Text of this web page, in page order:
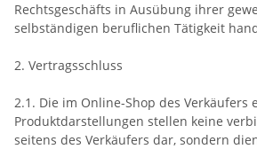
Rechtsgeschäfts in Ausübung ihrer
selbständigen beruflichen Tätigkeit
2. Vertragsschluss
2.1. Die im Online-Shop des Verkäufers
Produktdarstellungen stellen keine
seitens des Verkäufers dar, sondern